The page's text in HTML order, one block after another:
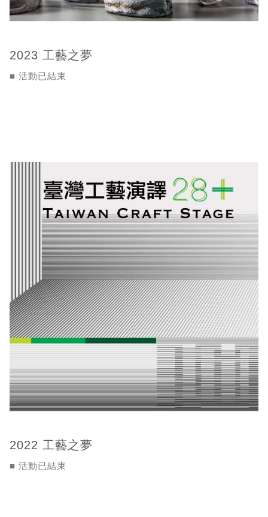
2023 工藝之夢
■ 活動已結束
2022 工藝之夢
■ 活動已結束